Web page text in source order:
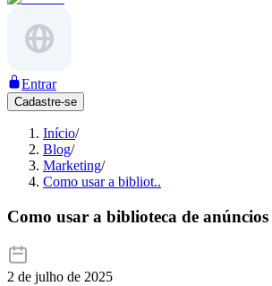
Entrar
Cadastre-se
Início/
Blog/
Marketing/
Como usar a bibliot..
Como usar a biblioteca de
2 de julho de 2025